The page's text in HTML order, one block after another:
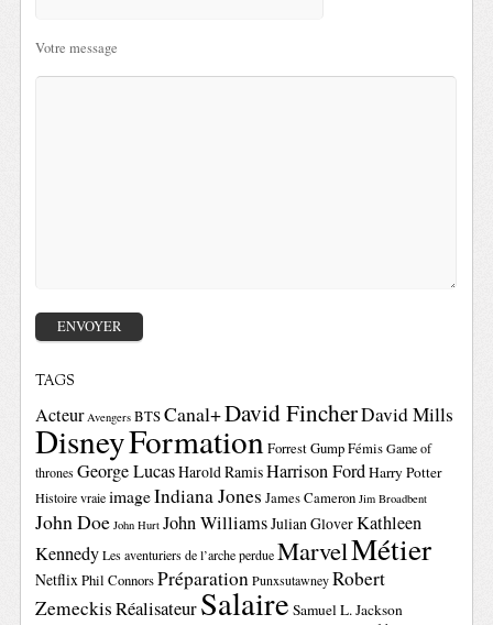
Votre message
TAGS
Acteur Avengers BTSCanal+David FincherDavid Mills
DisneyFormationForrest GumpFémis Game of
thrones George LucasHarold RamisHarrison FordHarry Potter
Histoire vraie imageIndiana Jones James Cameron Jim Broadbent
John Doe John Hurt John WilliamsJulian GloverKathleen
Kennedy Les aventuriers de l’arche perdue MarvelMétier
NetflixPhil ConnorsPréparation Punxsutawney Robert
ZemeckisRéalisateurSalaire Samuel L. Jackson